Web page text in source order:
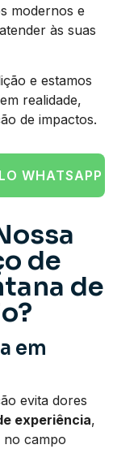
modernos e
às suas
e estamos
realidade,
de impactos.
WHATSAPP
de
de
em
evita dores
experiência,
no campo